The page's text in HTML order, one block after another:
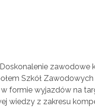
Szkół
formie wyjazdów na
wiedzy z zakresu